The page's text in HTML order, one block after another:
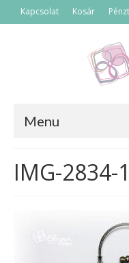
Kapcsolat Kosár
Menu
Akciós
IMG-2834-